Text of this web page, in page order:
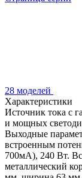
28 моделей
Характеристики
Источник тока с
и мощных
Выходные
встроенным
700мА), 240 Вт.
металлический